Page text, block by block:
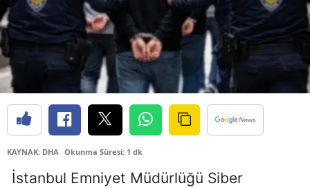
Çorum
Denizli
Diyarbakır
Edirne
Elazığ
Erzurum
KAYNAK: DHA Okunma Süresi: 1 dk
İstanbul Emniyet Müdürlüğü Siber